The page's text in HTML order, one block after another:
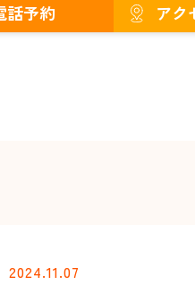
話予約 アク
2024.11.07